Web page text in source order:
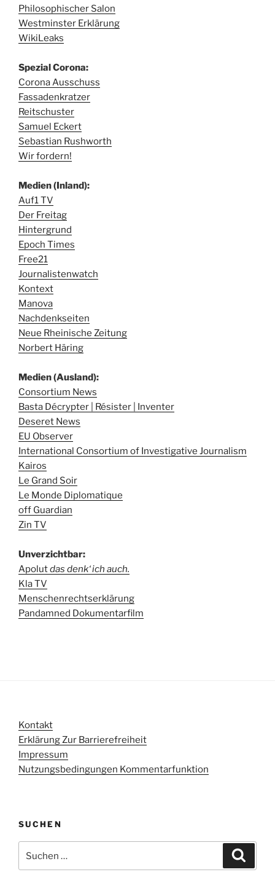
Philosophischer Salon
Westminster Erklärung
WikiLeaks
Spezial Corona:
Corona Ausschuss
Fassadenkratzer
Reitschuster
Samuel Eckert
Sebastian Rushworth
Wir fordern!
Medien (Inland):
Auf1 TV
Der Freitag
Hintergrund
Epoch Times
Free21
Journalistenwatch
Kontext
Manova
Nachdenkseiten
Neue Rheinische Zeitung
Norbert Häring
Medien (Ausland):
Consortium News
Basta Décrypter | Résister | Inventer
Deseret News
EU Observer
International Consortium of Investigative Journalism
Kairos
Le Grand Soir
Le Monde Diplomatique
off Guardian
Zin TV
Unverzichtbar:
Apolutdas denk‘ ich auch.
Kla TV
Menschenrechtserklärung
Pandamned Dokumentarfilm
Kontakt
Erklärung Zur Barrierefreiheit
Impressum
Nutzungsbedingungen Kommentarfunktion
SUCHEN
nach: